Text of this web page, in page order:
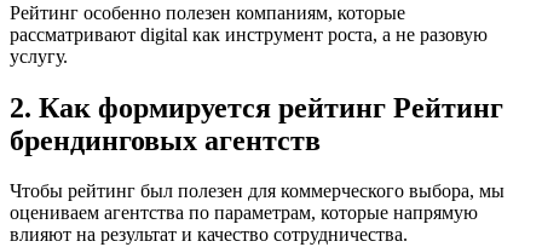
Рейтинг особенно полезен компаниям, которые
рассматривают digital как инструмент роста, а не разовую
услугу.
2. Как формируется рейтинг Рейтинг
брендинговых агентств
Чтобы рейтинг был полезен для коммерческого выбора, мы
оцениваем агентства по параметрам, которые напрямую
влияют на результат и качество сотрудничества.